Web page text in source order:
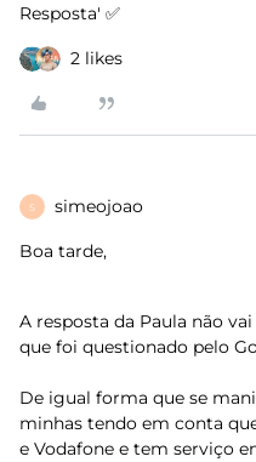
Resposta' ✅
2 likes
S simeojoao
Boa tarde,
A resposta da Paula não
que foi questionado pelo
De igual forma que se
minhas tendo em conta
e Vodafone e tem serviço